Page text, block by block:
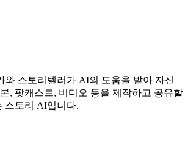
와 스토리텔러가 AI의 도움을 받아 자신
, 팟캐스트, 비디오 등을 제작하고 공유할
스토리 AI입니다.